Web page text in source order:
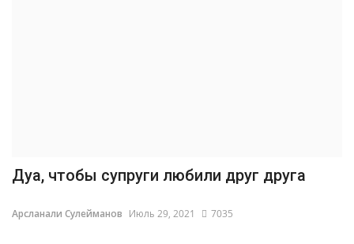
Дуа, чтобы супруги любили друг друга
Арсланали Сулейманов Июль 29, 2021 7035